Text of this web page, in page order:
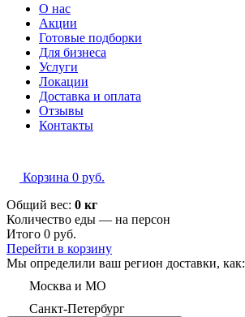
О нас
Акции
Готовые подборки
Для бизнеса
Услуги
Локации
Доставка и оплата
Отзывы
Контакты
Корзина 0 руб.
Общий вес: 0 кг
Количество еды — на персон
Итого 0 руб.
Перейти в корзину
Мы определили ваш регион доставки, как:
Москва и МО
Санкт-Петербург